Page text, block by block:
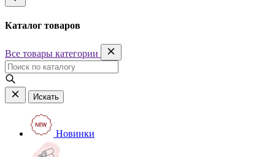
Каталог товаров
Все товары категории
Искать
Новинки